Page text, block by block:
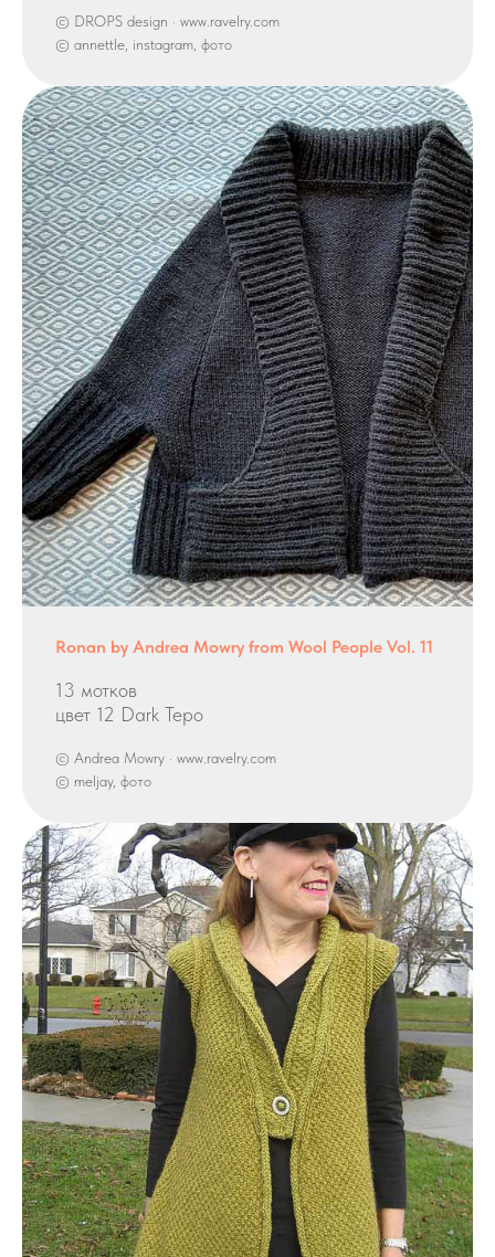
© DROPS design · www.ravelry.com
© annettle, instagram, фото
Ronan by Andrea Mowry from Wool People Vol. 11
13 мотков
цвет 12 Dark Tepo
© Andrea Mowry · www.ravelry.com
© meljay, фото